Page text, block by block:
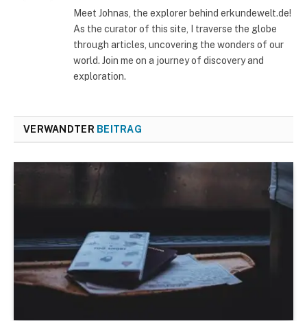
Meet Johnas, the explorer behind erkundewelt.de!
As the curator of this site, I traverse the globe
through articles, uncovering the wonders of our
world. Join me on a journey of discovery and
exploration.
VERWANDTER BEITRAG